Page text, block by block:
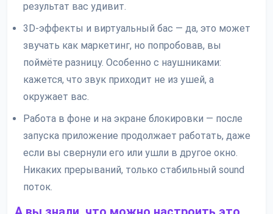
результат вас удивит.
3D-эффекты и виртуальный бас — да, это может
звучать как маркетинг, но попробовав, вы
поймёте разницу. Особенно с наушниками:
кажется, что звук приходит не из ушей, а
окружает вас.
Работа в фоне и на экране блокировки — после
запуска приложение продолжает работать, даже
если вы свернули его или ушли в другое окно.
Никаких прерываний, только стабильный sound
поток.